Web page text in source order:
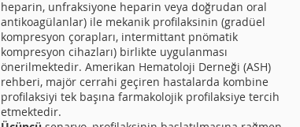
heparin, unfraksiyone heparin veya doğrudan oral
antikoagülanlar) ile mekanik profilaksinin (gradüel
kompresyon çorapları, intermittant pnömatik
kompresyon cihazları) birlikte uygulanması
önerilmektedir. Amerikan Hematoloji Derneği (ASH)
rehberi, majör cerrahi geçiren hastalarda kombine
profilaksiyi tek başına farmakolojik profilaksiye tercih
etmektedir.